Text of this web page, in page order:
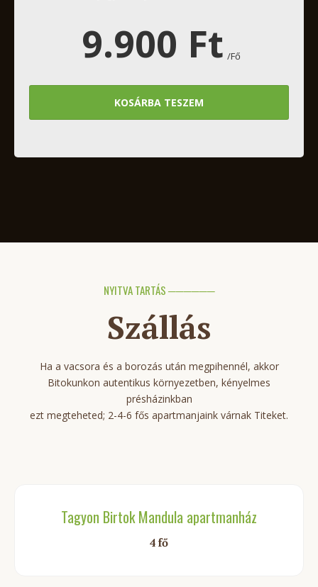
9.900 Ft /Fő
KOSÁRBA TESZEM
NYITVA TARTÁS ──────
Szállás
Ha a vacsora és a borozás után megpihennél, akkor
Bitokunkon autentikus környezetben, kényelmes
présházinkban
ezt megteheted; 2-4-6 fős apartmanjaink várnak Titeket.
Tagyon Birtok Mandula apartmanház
4 fő